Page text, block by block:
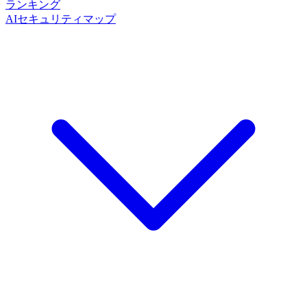
ランキング
AIセキュリティマップ